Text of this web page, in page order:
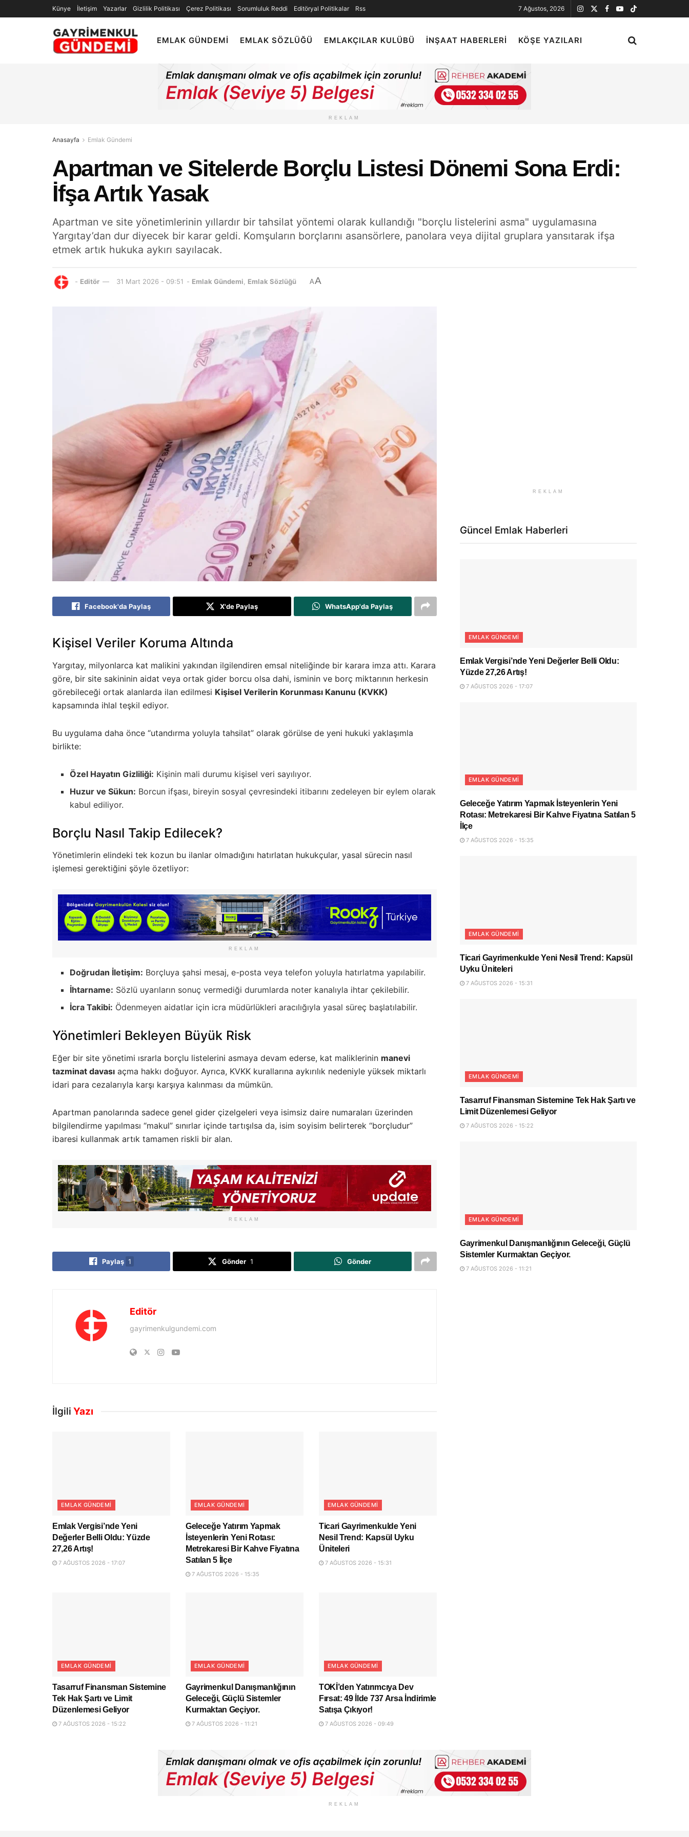
Künye İletişim Yazarlar Gizlilik Politikası Çerez Politikası Sorumluluk Reddi Editöryal Politikalar Rss 7 Ağustos, 2026
EMLAK GÜNDEMI EMLAK SÖZLÜĞÜ EMLAKÇILAR KULÜBÜ İNŞAAT HABERLERI KÖŞE YAZILARI
REKLAM
Anasayfa Emlak Gündemi
Apartman ve Sitelerde Borçlu Listesi Dönemi Sona Erdi:
İfşa Artık Yasak
Apartman ve site yönetimlerinin yıllardır bir tahsilat yöntemi olarak kullandığı "borçlu listelerini asma" uygulamasına
Yargıtay’dan dur diyecek bir karar geldi. Komşuların borçlarını asansörlere, panolara veya dijital gruplara yansıtarak ifşa
etmek artık hukuka aykırı sayılacak.
- Editör 31 Mart 2026 - 09:51 - Emlak Gündemi Emlak Sözlüğü AA
Facebook'da Paylaş X'de Paylaş WhatsApp'da Paylaş
Kişisel Veriler Koruma Altında
Yargıtay, milyonlarca kat malikini yakından ilgilendiren emsal niteliğinde bir karara imza attı. Karara
göre, bir site sakininin aidat veya ortak gider borcu olsa dahi, isminin ve borç miktarının herkesin
görebileceği ortak alanlarda ilan edilmesi Kişisel Verilerin Korunması Kanunu (KVKK)
kapsamında ihlal teşkil ediyor.
Bu uygulama daha önce “utandırma yoluyla tahsilat” olarak görülse de yeni hukuki yaklaşımla
birlikte:
Özel Hayatın Gizliliği: Kişinin mali durumu kişisel veri sayılıyor.
Huzur ve Sükun: Borcun ifşası, bireyin sosyal çevresindeki itibarını zedeleyen bir eylem olarak
kabul ediliyor.
Borçlu Nasıl Takip Edilecek?
Yönetimlerin elindeki tek kozun bu ilanlar olmadığını hatırlatan hukukçular, yasal sürecin nasıl
işlemesi gerektiğini şöyle özetliyor:
REKLAM
Doğrudan İletişim: Borçluya şahsi mesaj, e-posta veya telefon yoluyla hatırlatma yapılabilir.
İhtarname: Sözlü uyarıların sonuç vermediği durumlarda noter kanalıyla ihtar çekilebilir.
İcra Takibi: Ödenmeyen aidatlar için icra müdürlükleri aracılığıyla yasal süreç başlatılabilir.
Yönetimleri Bekleyen Büyük Risk
Eğer bir site yönetimi ısrarla borçlu listelerini asmaya devam ederse, kat maliklerinin manevi
tazminat davası açma hakkı doğuyor. Ayrıca, KVKK kurallarına aykırılık nedeniyle yüksek miktarlı
idari para cezalarıyla karşı karşıya kalınması da mümkün.
Apartman panolarında sadece genel gider çizelgeleri veya isimsiz daire numaraları üzerinden
bilgilendirme yapılması “makul” sınırlar içinde tartışılsa da, isim soyisim belirterek “borçludur”
ibaresi kullanmak artık tamamen riskli bir alan.
REKLAM
Paylaş 1 Gönder 1 Gönder
Editör
gayrimenkulgundemi.com
İlgili Yazı
EMLAK GÜNDEMI
Emlak Vergisi’nde Yeni
Değerler Belli Oldu: Yüzde
27,26 Artış!
7 AĞUSTOS 2026 - 17:07
EMLAK GÜNDEMI
Geleceğe Yatırım Yapmak
İsteyenlerin Yeni Rotası:
Metrekaresi Bir Kahve Fiyatına
Satılan 5 İlçe
7 AĞUSTOS 2026 - 15:35
EMLAK GÜNDEMI
Ticari Gayrimenkulde Yeni
Nesil Trend: Kapsül Uyku
Üniteleri
7 AĞUSTOS 2026 - 15:31
EMLAK GÜNDEMI
Tasarruf Finansman Sistemine
Tek Hak Şartı ve Limit
Düzenlemesi Geliyor
7 AĞUSTOS 2026 - 15:22
EMLAK GÜNDEMI
Gayrimenkul Danışmanlığının
Geleceği, Güçlü Sistemler
Kurmaktan Geçiyor.
7 AĞUSTOS 2026 - 11:21
EMLAK GÜNDEMI
TOKİ’den Yatırımcıya Dev
Fırsat: 49 İlde 737 Arsa İndirimle
Satışa Çıkıyor!
7 AĞUSTOS 2026 - 09:49
REKLAM
Güncel Emlak Haberleri
EMLAK GÜNDEMI
Emlak Vergisi’nde Yeni Değerler Belli Oldu:
Yüzde 27,26 Artış!
7 AĞUSTOS 2026 - 17:07
EMLAK GÜNDEMI
Geleceğe Yatırım Yapmak İsteyenlerin Yeni
Rotası: Metrekaresi Bir Kahve Fiyatına Satılan 5
İlçe
7 AĞUSTOS 2026 - 15:35
EMLAK GÜNDEMI
Ticari Gayrimenkulde Yeni Nesil Trend: Kapsül
Uyku Üniteleri
7 AĞUSTOS 2026 - 15:31
EMLAK GÜNDEMI
Tasarruf Finansman Sistemine Tek Hak Şartı ve
Limit Düzenlemesi Geliyor
7 AĞUSTOS 2026 - 15:22
EMLAK GÜNDEMI
Gayrimenkul Danışmanlığının Geleceği, Güçlü
Sistemler Kurmaktan Geçiyor.
7 AĞUSTOS 2026 - 11:21
REKLAM